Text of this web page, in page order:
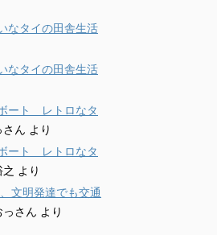
なタイの田舎生活
なタイの田舎生活
ート レトロなタ
さん より
ート レトロなタ
より
文明発達でも交通
っさん より